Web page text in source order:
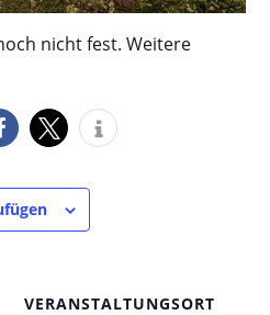
nicht fest. Weitere
VERANSTALTUNGSORT